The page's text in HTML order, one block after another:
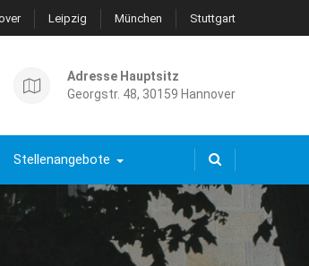
Leipzig München Stuttgart
Adresse Hauptsitz
Georgstr. 48, 30159 Hannover
Stellenangebote